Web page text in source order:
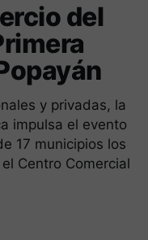
del
y privadas, la
impulsa el evento
17 municipios los
Centro Comercial